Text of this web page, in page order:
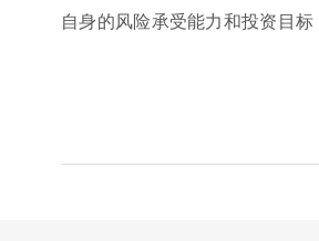
自身的风险承受能力和投资目标